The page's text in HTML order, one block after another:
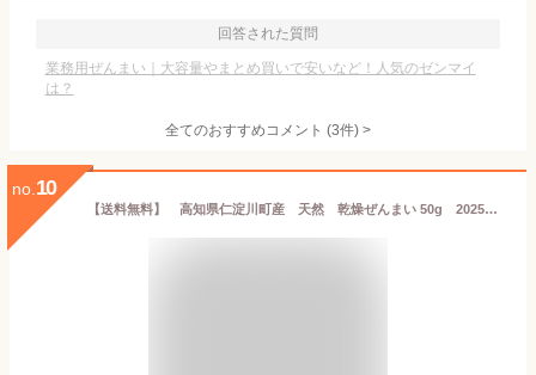
回答された質問
業務用ぜんまい｜大容量やまとめ買いで安いなど！人気のゼンマイ
は？
全てのおすすめコメント (3件) >
no. 10
【送料無料】 高知県仁淀川町産 天然 乾燥ぜんまい 50g 2025年採れ ぜんまい 山菜 国産 通販 ビバ！ぜんまい